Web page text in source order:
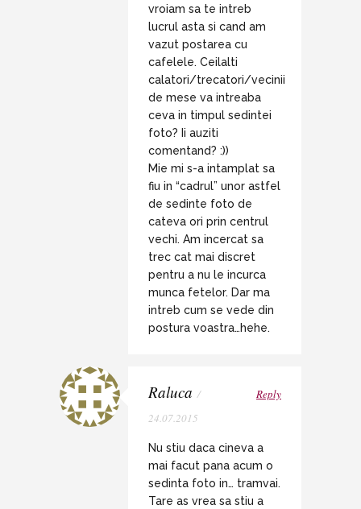
vroiam sa te intreb
lucrul asta si cand am
vazut postarea cu
cafelele. Ceilalti
calatori/trecatori/vecinii
de mese va intreaba
ceva in timpul sedintei
foto? Ii auziti
comentand? :))
Mie mi s-a intamplat sa
fiu in “cadrul” unor astfel
de sedinte foto de
cateva ori prin centrul
vechi. Am incercat sa
trec cat mai discret
pentru a nu le incurca
munca fetelor. Dar ma
intreb cum se vede din
postura voastra…hehe.
Raluca /
24.07.2015
Reply
Nu stiu daca cineva a
mai facut pana acum o
sedinta foto in… tramvai.
Tare as vrea sa stiu a